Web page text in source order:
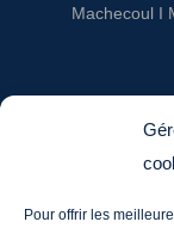
Pour offrir les
Machecoul I
AUPRÈS
Tél. : 06 20